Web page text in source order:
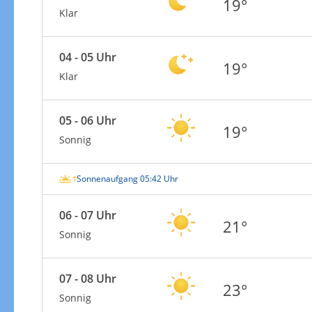
Klar 19°
04 - 05 Uhr
Klar 19°
05 - 06 Uhr
Sonnig 19°
Sonnenaufgang 05:42 Uhr
06 - 07 Uhr
Sonnig 21°
07 - 08 Uhr
Sonnig 23°